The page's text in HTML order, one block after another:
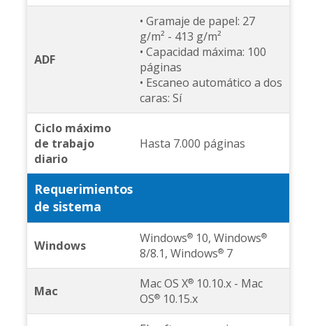
ADF
• Gramaje de papel: 27
g/m² - 413 g/m²
• Capacidad máxima: 100
páginas
• Escaneo automático a dos
caras: Sí
Ciclo máximo
de trabajo
diario
Hasta 7.000 páginas
Requerimientos
de sistema
Windows Windows®10, Windows®
8/8.1, Windows®7
Mac Mac OS X®10.10.x - Mac
OS®10.15.x